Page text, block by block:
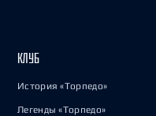
КЛУБ
История «Торпедо»
Легенды «Торпедо»